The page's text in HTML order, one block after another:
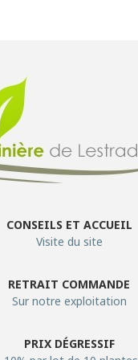
CONSEILS ET ACCUEIL
Visite du site
RETRAIT COMMANDE
Sur notre exploitation
PRIX DÉGRESSIF